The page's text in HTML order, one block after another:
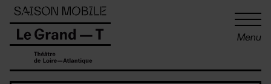
Menu
Panneau de gestion des cookies